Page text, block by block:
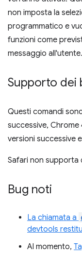
non imposta la
programmatico e
funzioni come
messaggio all'utente.
Supporto dei
Questi comandi
successive, Chrome
versioni successive
Safari non supporta
Bug noti
La chiamata a
devtools
Al momento,